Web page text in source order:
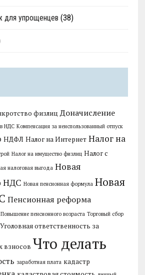
для упрощенцев (38)
физлиц Доначисление
НДС Компенсация за неиспользованный отпуск
НДФЛ Налог на Интернет Налог на
Налог на имущество физлиц Налог с
налоговая выгода Новая
НДС Новая пенсионная формула Новая
Пенсионная реформа
Повышение пенсионного возраста Торговый сбор
Уголовная ответственность за
взносов Что делать
заработная плата кадастр